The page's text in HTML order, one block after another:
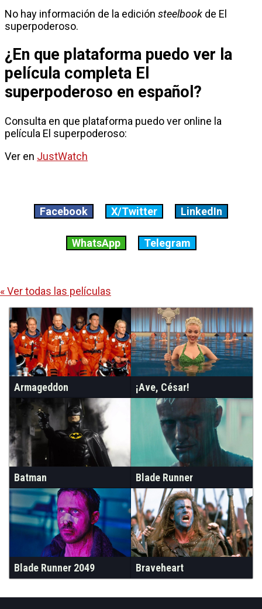
No hay información de la edición steelbook de El
superpoderoso.
¿En que plataforma puedo ver la
película completa El
superpoderoso en español?
Consulta en que plataforma puedo ver online la
película El superpoderoso:
Ver en JustWatch
Facebook X/Twitter LinkedIn
WhatsApp Telegram
« Ver todas las películas
Armageddon ¡Ave, César!
Batman Blade Runner
Blade Runner 2049 Braveheart